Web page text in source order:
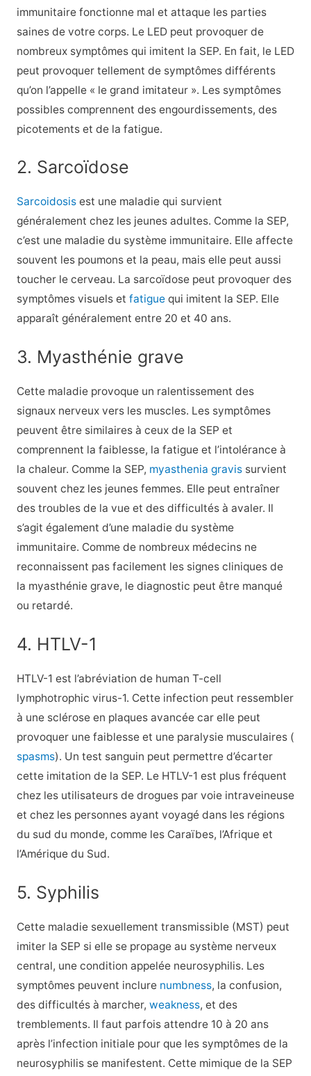
immunitaire fonctionne mal et attaque les parties
saines de votre corps. Le LED peut provoquer de
nombreux symptômes qui imitent la SEP. En fait, le LED
peut provoquer tellement de symptômes différents
qu’on l’appelle « le grand imitateur ». Les symptômes
possibles comprennent des engourdissements, des
picotements et de la fatigue.
2. Sarcoïdose
Sarcoidosisest une maladie qui survient
généralement chez les jeunes adultes. Comme la SEP,
c’est une maladie du système immunitaire. Elle affecte
souvent les poumons et la peau, mais elle peut aussi
toucher le cerveau. La sarcoïdose peut provoquer des
symptômes visuels et fatiguequi imitent la SEP. Elle
apparaît généralement entre 20 et 40 ans.
3. Myasthénie grave
Cette maladie provoque un ralentissement des
signaux nerveux vers les muscles. Les symptômes
peuvent être similaires à ceux de la SEP et
comprennent la faiblesse, la fatigue et l’intolérance à
la chaleur. Comme la SEP, myasthenia gravissurvient
souvent chez les jeunes femmes. Elle peut entraîner
des troubles de la vue et des difficultés à avaler. Il
s’agit également d’une maladie du système
immunitaire. Comme de nombreux médecins ne
reconnaissent pas facilement les signes cliniques de
la myasthénie grave, le diagnostic peut être manqué
ou retardé.
4. HTLV-1
HTLV-1 est l’abréviation de human T-cell
lymphotrophic virus-1. Cette infection peut ressembler
à une sclérose en plaques avancée car elle peut
provoquer une faiblesse et une paralysie musculaires (
spasms). Un test sanguin peut permettre d’écarter
cette imitation de la SEP. Le HTLV-1 est plus fréquent
chez les utilisateurs de drogues par voie intraveineuse
et chez les personnes ayant voyagé dans les régions
du sud du monde, comme les Caraïbes, l’Afrique et
l’Amérique du Sud.
5. Syphilis
Cette maladie sexuellement transmissible (MST) peut
imiter la SEP si elle se propage au système nerveux
central, une condition appelée neurosyphilis. Les
symptômes peuvent inclure numbness, la confusion,
des difficultés à marcher, weakness, et des
tremblements. Il faut parfois attendre 10 à 20 ans
après l’infection initiale pour que les symptômes de la
neurosyphilis se manifestent. Cette mimique de la SEP